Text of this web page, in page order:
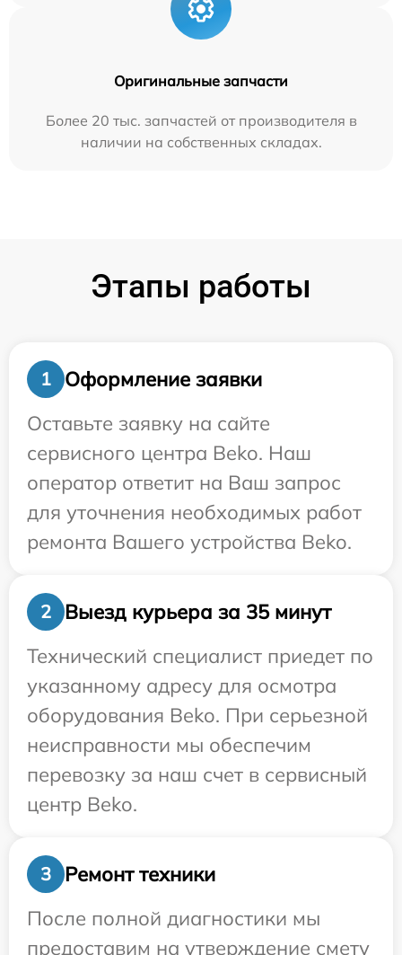
Оригинальные запчасти
Более 20 тыс. запчастей от производителя в
наличии на собственных складах.
Этапы работы
1
Оформление заявки
Оставьте заявку на сайте
сервисного центра Beko. Наш
оператор ответит на Ваш запрос
для уточнения необходимых работ
ремонта Вашего устройства Beko.
2
Выезд курьера за 35 минут
Технический специалист приедет по
указанному адресу для осмотра
оборудования Beko. При серьезной
неисправности мы обеспечим
перевозку за наш счет в сервисный
центр Beko.
3
Ремонт техники
После полной диагностики мы
предоставим на утверждение смету